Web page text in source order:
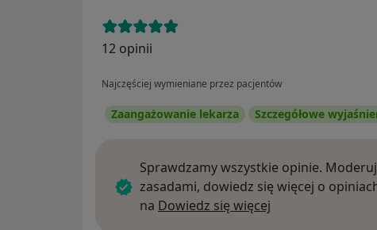
12 opinii
Najczęściej wymieniane przez pacjentów
Zaangażowanie lekarza Szczegółowe
Sprawdzamy wszystkie opinie.
zasadami, dowiedz się więcej o
na Dowiedz się więcej